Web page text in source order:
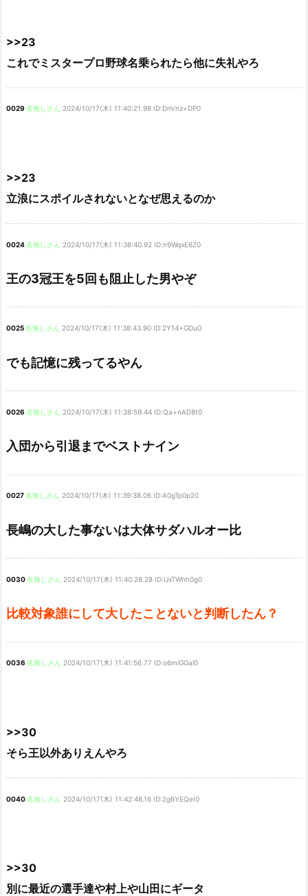
>>23
これでミスタープロ野球名乗られたら他に失礼やろ
0029 名無しさん 2024/10/17(木) 11:40:21.98 ID:DnVnz+DP0
>>23
立浪にスポイルされないとなぜ思えるのか
0024名無しさん 2024/10/17(木) 11:38:40.92 ID:n9WqxE6Z0
王の3冠王を5回も阻止した男やぞ
0025名無しさん 2024/10/17(木) 11:38:43.90 ID:2Y14+GDu0
でも記憶に残ってるやん
0026 名無しさん 2024/10/17(木) 11:38:59.44 ID:Qa+nAD8t0
入団から引退までベストナイン
0027名無しさん 2024/10/17(木) 11:39:38.06 ID:A0gTp0p20
長嶋の大した事ないは大体サダハルオー比
0030名無しさん 2024/10/17(木) 11:40:28.28 ID:UxTWhh0g0
比較対象誰にして大したことないと判断したん？
0036 名無しさん 2024/10/17(木) 11:41:56.77 ID:o6miGGal0
>>30
そら王以外ありえんやろ
0040名無しさん 2024/10/17(木) 11:42:48.16 ID:2g6YEQeI0
>>30
別に最近の選手達や村上や山田にギータ